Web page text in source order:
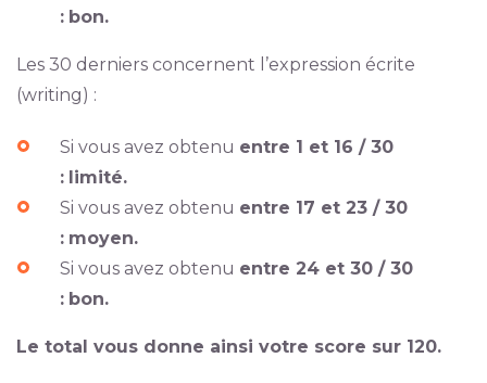
: bon.
Les 30 derniers concernent l’expression écrite
(writing) :
Si vous avez obtenu entre 1 et 16 / 30
: limité.
Si vous avez obtenu entre 17 et 23 / 30
: moyen.
Si vous avez obtenu entre 24 et 30 / 30
: bon.
Le total vous donne ainsi votre score sur 120.